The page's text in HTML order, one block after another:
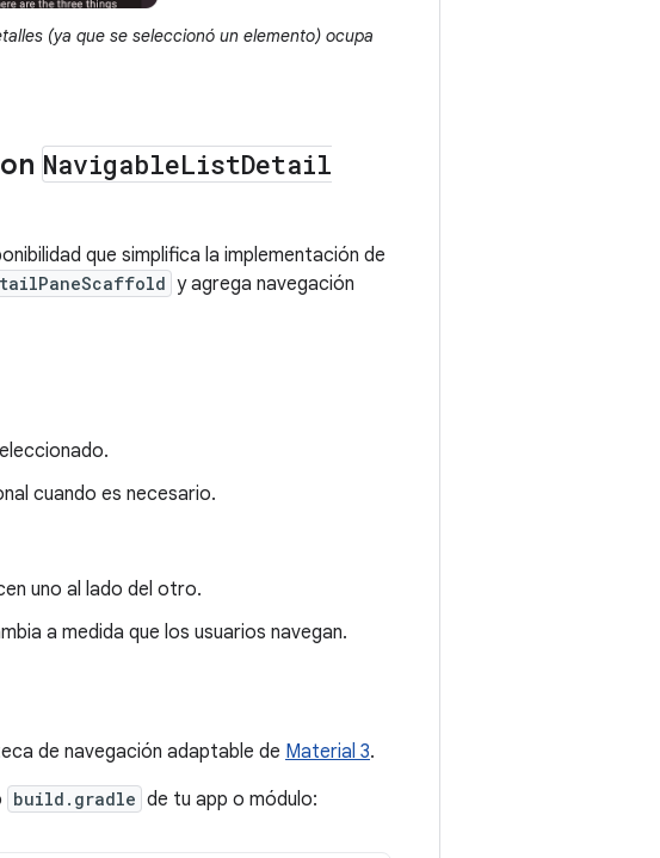
(ya que se seleccionó un elemento) ocupa
NavigableListDetail
que simplifica la implementación de
y agrega navegación
cuando es necesario.
uno al lado del otro.
a medida que los usuarios navegan.
de navegación adaptable de Material 3.
build.gradle de tu app o módulo: